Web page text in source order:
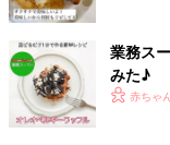
業務ス
みた♪
赤ちゃ